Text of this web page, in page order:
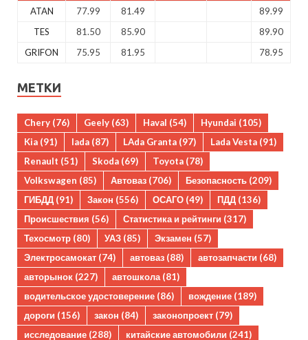
ATAN 77.99 81.49
89.99
TES
81.50 85.90
89.90
GRIFON
75.95 81.95 78.95
МЕТКИ
Chery (76) Geely (63) Haval (54) Hyundai (105)
Kia (91) lada (87) LAda Granta (97) Lada Vesta (91)
Renault (51) Skoda (69) Toyota (78)
Volkswagen (85) Автоваз (706) Безопасность (209)
ГИБДД (91) Закон (556) ОСАГО (49) ПДД (136)
Происшествия (56) Статистика и рейтинги (317)
Техосмотр (80) УАЗ (85) Экзамен (57)
Электросамокат (74) автоваз (88) автозапчасти (68)
авторынок (227) автошкола (81)
водительское удостоверение (86) вождение (189)
дороги (156) закон (84) законопроект (79)
исследование (288) китайские автомобили (241)